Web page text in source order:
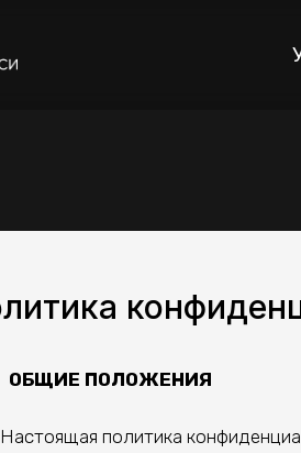
ПОЛОЖЕНИЯ
политика